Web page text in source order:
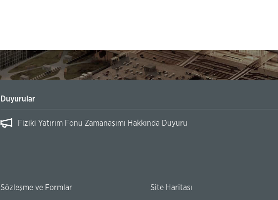
Duyurular
Fiziki Yatırım Fonu Zamanaşımı Hakkında Duyuru
Sözleşme ve Formlar Site Haritası